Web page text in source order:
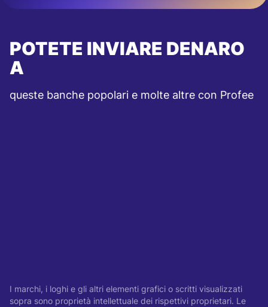
POTETE INVIARE DENARO
A
queste banche popolari e molte altre con Profee
I marchi, i loghi e gli altri elementi grafici o scritti visualizzati
sopra sono proprietà intellettuale dei rispettivi proprietari. Le